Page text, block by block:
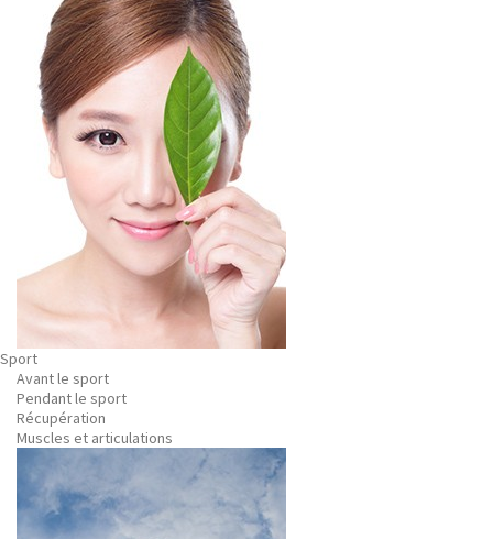
Sport
Avant le sport
Pendant le sport
Récupération
Muscles et articulations